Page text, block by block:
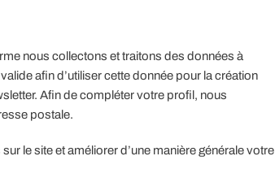
nous collectons et traitons des données à
afin d’utiliser cette donnée pour la création
Afin de compléter votre profil, nous
postale.
le site et améliorer d’une manière générale votre